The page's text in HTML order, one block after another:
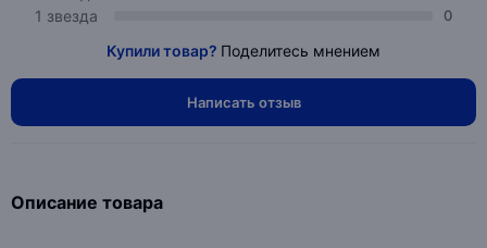
1 звезда 0
Купили товар? Поделитесь мнением
Написать отзыв
Описание товара